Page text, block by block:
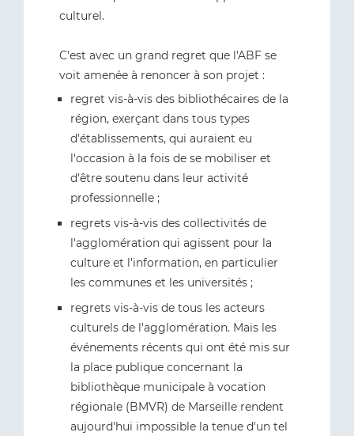
culturel.
C'est avec un grand regret que l'ABF se
voit amenée à renoncer à son projet :
regret vis-à-vis des bibliothécaires de la
région, exerçant dans tous types
d'établissements, qui auraient eu
l'occasion à la fois de se mobiliser et
d'être soutenu dans leur activité
professionnelle ;
regrets vis-à-vis des collectivités de
l'agglomération qui agissent pour la
culture et l'information, en particulier
les communes et les universités ;
regrets vis-à-vis de tous les acteurs
culturels de l'agglomération. Mais les
événements récents qui ont été mis sur
la place publique concernant la
bibliothèque municipale à vocation
régionale (BMVR) de Marseille rendent
aujourd'hui impossible la tenue d'un tel